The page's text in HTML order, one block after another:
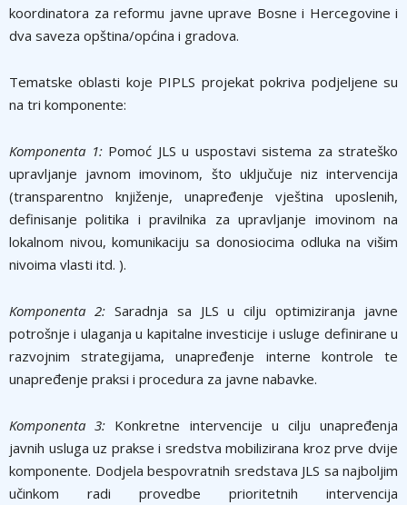
koordinatora za reformu javne uprave Bosne i Hercegovine i
dva saveza opština/općina i gradova.
Tematske oblasti koje PIPLS projekat pokriva podjeljene su
na tri komponente:
Komponenta 1:Pomoć JLS u uspostavi sistema za strateško
upravljanje javnom imovinom, što uključuje niz intervencija
(transparentno knjiženje, unapređenje vještina uposlenih,
definisanje politika i pravilnika za upravljanje imovinom na
lokalnom nivou, komunikaciju sa donosiocima odluka na višim
nivoima vlasti itd. ).
Komponenta 2:Saradnja sa JLS u cilju optimiziranja javne
potrošnje i ulaganja u kapitalne investicije i usluge definirane u
razvojnim strategijama, unapređenje interne kontrole te
unapređenje praksi i procedura za javne nabavke.
Komponenta 3: Konkretne intervencije u cilju unapređenja
javnih usluga uz prakse i sredstva mobilizirana kroz prve dvije
komponente. Dodjela bespovratnih sredstava JLS sa najboljim
učinkom radi provedbe prioritetnih intervencija